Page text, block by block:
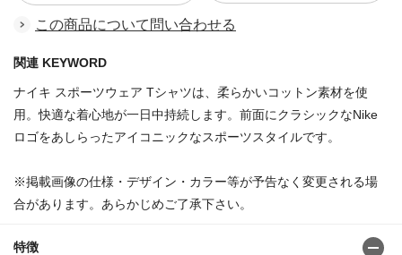
この商品について問い合わせる
関連 KEYWORD
ナイキ スポーツウェア Tシャツは、柔らかいコットン素材を使
用。快適な着心地が一日中持続します。前面にクラシックなNike
ロゴをあしらったアイコニックなスポーツスタイルです。
※掲載画像の仕様・デザイン・カラー等が予告なく変更される場
合があります。あらかじめご了承下さい。
特徴